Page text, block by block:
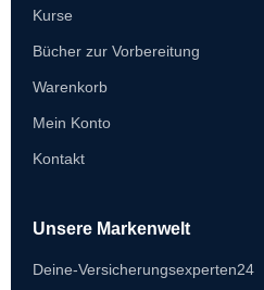
Kurse
Bücher zur Vorbereitung
Warenkorb
Mein Konto
Kontakt
Unsere Markenwelt
Deine-Versicherungsexperten24